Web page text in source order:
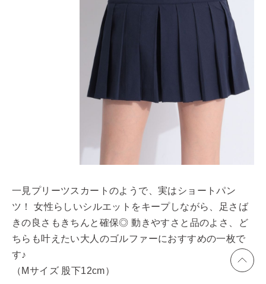
一見プリーツスカートのようで、実はショートパン
ツ！ 女性らしいシルエットをキープしながら、足さば
きの良さもきちんと確保◎ 動きやすさと品のよさ、ど
ちらも叶えたい大人のゴルファーにおすすめの一枚で
す♪
（Mサイズ 股下12cm）